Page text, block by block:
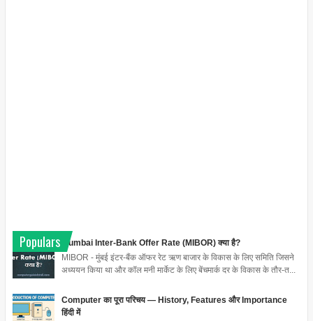
Populars
Mumbai Inter-Bank Offer Rate (MIBOR) क्या है?
MIBOR - मुंबई इंटर-बैंक ऑफर रेट ऋण बाजार के विकास के लिए समिति जिसने
अध्ययन किया था और कॉल मनी मार्केट के लिए बेंचमार्क दर के विकास के तौर-त...
Computer का पूरा परिचय — History, Features और Importance
हिंदी में